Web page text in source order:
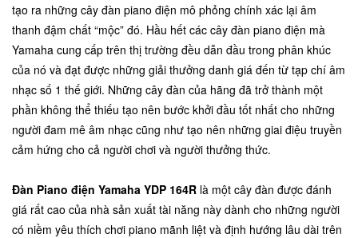
tạo ra những cây đàn piano điện mô phỏng chính xác lại âm
thanh đậm chất “mộc” đó. Hầu hết các cây đàn piano điện mà
Yamaha cung cấp trên thị trường đều dẫn đầu trong phân khúc
của nó và đạt được những giải thưởng danh giá đến từ tạp chí âm
nhạc số 1 thế giới. Những cây đàn của hãng đã trở thành một
phần không thể thiếu tạo nên bước khởi đầu tốt nhất cho những
người đam mê âm nhạc cũng như tạo nên những giai điệu truyền
cảm hứng cho cả người chơi và người thưởng thức.
Đàn Piano điện Yamaha YDP 164R là một cây đàn được đánh
giá rất cao của nhà sản xuất tài năng này dành cho những người
có niềm yêu thích chơi piano mãnh liệt và định hướng lâu dài trên